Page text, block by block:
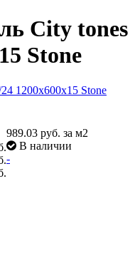
City tones
Stone
989.03 руб. за м2
В наличии
-